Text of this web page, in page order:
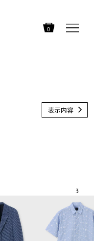
0
表示内容